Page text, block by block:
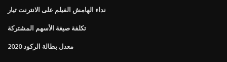
نداء الهامش الفيلم على الانترنت تيار
تكلفة صيغة الأسهم المشتركة
2020 معدل بطالة الركود